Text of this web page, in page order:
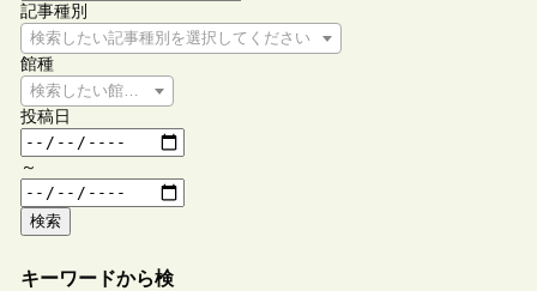
記事種別
検索したい記事種別を選択してください
館種
検索したい館種を選択してください
投稿日
～
検索
キーワードから検